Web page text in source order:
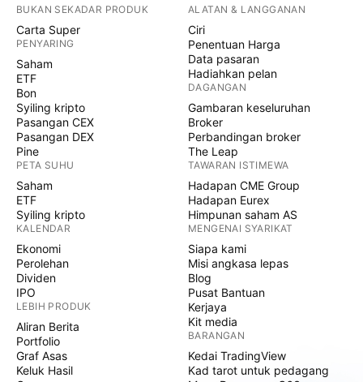
BUKAN SEKADAR PRODUK
Carta Super
PENYARING
Saham
ETF
Bon
Syiling kripto
Pasangan CEX
Pasangan DEX
Pine
PETA SUHU
Saham
ETF
Syiling kripto
KALENDAR
Ekonomi
Perolehan
Dividen
IPO
LEBIH PRODUK
Aliran Berita
Portfolio
Graf Asas
Keluk Hasil
ALATAN & LANGGANAN
Ciri
Penentuan Harga
Data pasaran
Hadiahkan pelan
DAGANGAN
Gambaran keseluruhan
Broker
Perbandingan broker
The Leap
TAWARAN ISTIMEWA
Hadapan CME Group
Hadapan Eurex
Himpunan saham AS
MENGENAI SYARIKAT
Siapa kami
Misi angkasa lepas
Blog
Pusat Bantuan
Kerjaya
Kit media
BARANGAN
Kedai TradingView
Kad tarot untuk pedagang